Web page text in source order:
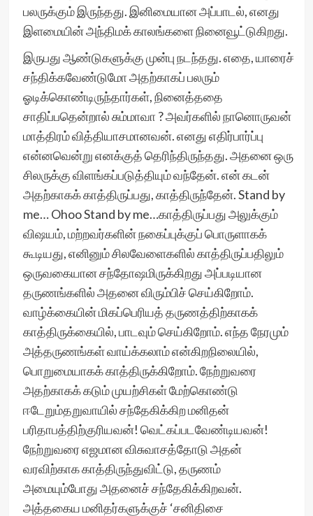
பலருக்கும் இருந்தது. இனிமையான அப்பாடல், எனது
இளமையின் அந்திமக் காலங்களை நினைவூட்டுகிறது.
இருபது ஆண்டுகளுக்கு முன்பு நடந்தது. எதை, யாரைச்
சந்திக்கவேண்டுமோ அதற்காகப் பலரும்
ஓடிக்கொண்டிருந்தார்கள், நினைத்ததை
சாதிப்பதென்றால் சும்மாவா ? அவர்களில் நானொருவன்
மாத்திரம் வித்தியாசமானவன். எனது எதிர்பார்ப்பு
என்னவென்று எனக்குத் தெரிந்திருந்தது. அதனை ஒரு
சிலருக்கு விளங்கப்படுத்தியும் வந்தேன். என் கடன்
அதற்காகக் காத்திருப்பது, காத்திருந்தேன். Stand by
me… Ohoo Stand by me…காத்திருப்பது அலுக்கும்
விஷயம், மற்றவர்களின் நகைப்புக்குப் பொருளாகக்
கூடியது, எனினும் சிலவேளைகளில் காத்திருப்பதிலும்
ஒருவகையான சந்தோஷமிருக்கிறது அப்படியான
தருணங்களில் அதனை விரும்பிச் செய்கிறோம்.
வாழ்க்கையின் மிகப்பெரியத் தருணத்திற்காகக்
காத்திருக்கையில், பாடவும் செய்கிறோம். எந்த நேரமும்
அத்தருணங்கள் வாய்க்கலாம் என்கிறநிலையில்,
பொறுமையாகக் காத்திருக்கிறோம். நேற்றுவரை
அதற்காகக் கடும் முயற்சிகள் மேற்கொண்டு
ஈடேறும்தறுவாயில் சந்தேகிக்கிற மனிதன்
பரிதாபத்திற்குரியவன்! வெட்கப்படவேண்டியவன்!
நேற்றுவரை எஜமான விசுவாசத்தோடு அதன்
வரவிற்காக காத்திருந்துவிட்டு, தருணம்
அமையும்போது அதனைச் சந்தேகிக்கிறவன்.
அத்தகைய மனிதர்களுக்குச் ‘சனிதிசை